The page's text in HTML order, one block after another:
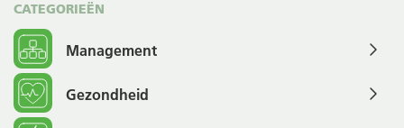
CATEGORIEËN
Management
Gezondheid